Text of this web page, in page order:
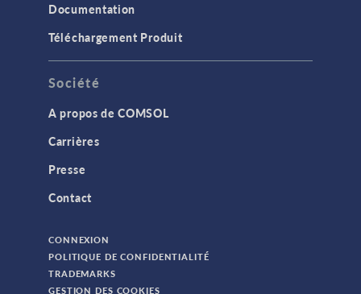
Documentation
Téléchargement Produit
Société
A propos de COMSOL
Carrières
Presse
Contact
CONNEXION
POLITIQUE DE CONFIDENTIALITÉ
TRADEMARKS
GESTION DES COOKIES